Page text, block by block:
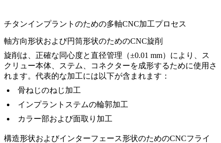
チタンインプラントのための多軸CNC加工プロセス
軸方向形状および円筒形状のためのCNC旋削
旋削は、正確な同心度と直径管理（±0.01 mm）により、ス
クリュー本体、ステム、コネクターを成形するために使用さ
れます。代表的な加工には以下が含まれます：
骨ねじのねじ加工
インプラントステムの輪郭加工
カラー部および面取り加工
構造形状およびインターフェース形状のためのCNCフライ